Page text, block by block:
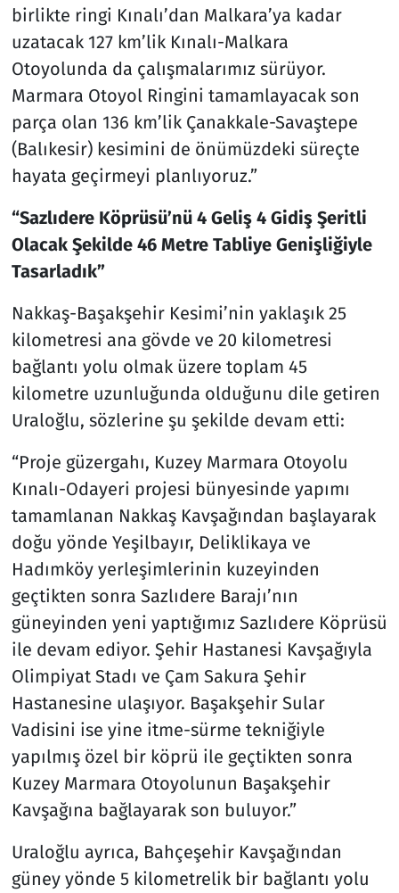
birlikte ringi Kınalı’dan Malkara’ya kadar
uzatacak 127 km’lik Kınalı-Malkara
Otoyolunda da çalışmalarımız sürüyor.
Marmara Otoyol Ringini tamamlayacak son
parça olan 136 km’lik Çanakkale-Savaştepe
(Balıkesir) kesimini de önümüzdeki süreçte
hayata geçirmeyi planlıyoruz.”
“Sazlıdere Köprüsü’nü 4 Geliş 4 Gidiş Şeritli
Olacak Şekilde 46 Metre Tabliye Genişliğiyle
Tasarladık”
Nakkaş-Başakşehir Kesimi’nin yaklaşık 25
kilometresi ana gövde ve 20 kilometresi
bağlantı yolu olmak üzere toplam 45
kilometre uzunluğunda olduğunu dile getiren
Uraloğlu, sözlerine şu şekilde devam etti:
“Proje güzergahı, Kuzey Marmara Otoyolu
Kınalı-Odayeri projesi bünyesinde yapımı
tamamlanan Nakkaş Kavşağından başlayarak
doğu yönde Yeşilbayır, Deliklikaya ve
Hadımköy yerleşimlerinin kuzeyinden
geçtikten sonra Sazlıdere Barajı’nın
güneyinden yeni yaptığımız Sazlıdere Köprüsü
ile devam ediyor. Şehir Hastanesi Kavşağıyla
Olimpiyat Stadı ve Çam Sakura Şehir
Hastanesine ulaşıyor. Başakşehir Sular
Vadisini ise yine itme-sürme tekniğiyle
yapılmış özel bir köprü ile geçtikten sonra
Kuzey Marmara Otoyolunun Başakşehir
Kavşağına bağlayarak son buluyor.”
Uraloğlu ayrıca, Bahçeşehir Kavşağından
güney yönde 5 kilometrelik bir bağlantı yolu